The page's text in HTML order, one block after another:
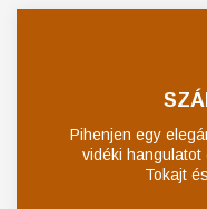
Pihenjen egy
vidéki
Tokajt